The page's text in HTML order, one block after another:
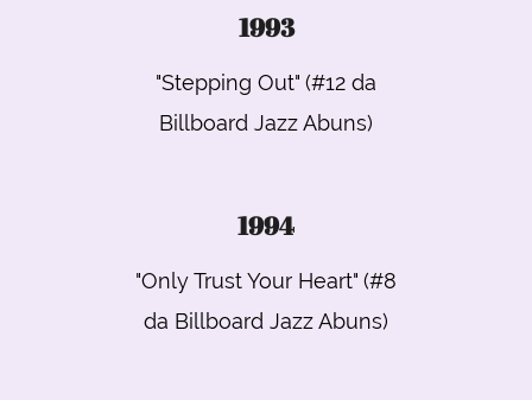
1993
"Stepping Out" (#12 da
Billboard Jazz Abuns)
1994
"Only Trust Your Heart" (#8
da Billboard Jazz Abuns)